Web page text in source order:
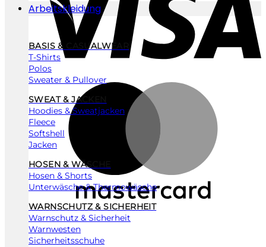
Arbeitskleidung
BASIS & CASUALWEAR
T-Shirts
Polos
Sweater & Pullover
SWEAT & JACKEN
Hoodies & Sweatjacken
Fleece
Softshell
Jacken
HOSEN & WÄSCHE
Hosen & Shorts
Unterwäsche & Thermowäsche
WARNSCHUTZ & SICHERHEIT
Warnschutz & Sicherheit
Warnwesten
Sicherheitsschuhe